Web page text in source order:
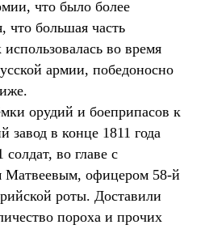
что было более
что большая часть
во время
армии, победоносно
орудий и боеприпасов к
завод в конце 1811 года
во главе с
Матвеевым, офицером 58-й
роты. Доставили
пороха и прочих